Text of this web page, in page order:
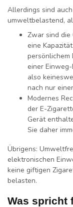
Allerdings sind
umweltbelastend,
Zwar sind die
eine
persönlichem
einer
also
nach nur
Modernes
der E-
Gerät
Sie daher
Übrigens:
elektronischen
keine giftigen
belasten.
Was spricht